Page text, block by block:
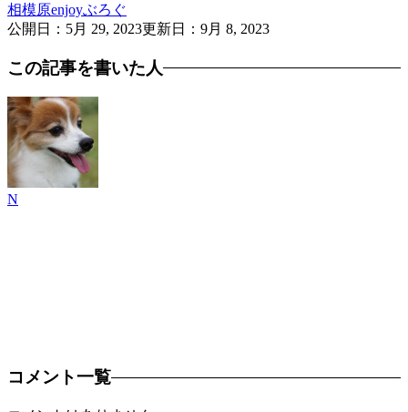
相模原enjoyぶろぐ
公開日： 5月 29, 2023更新日： 9月 8, 2023
この記事を書いた人
N
コメント一覧